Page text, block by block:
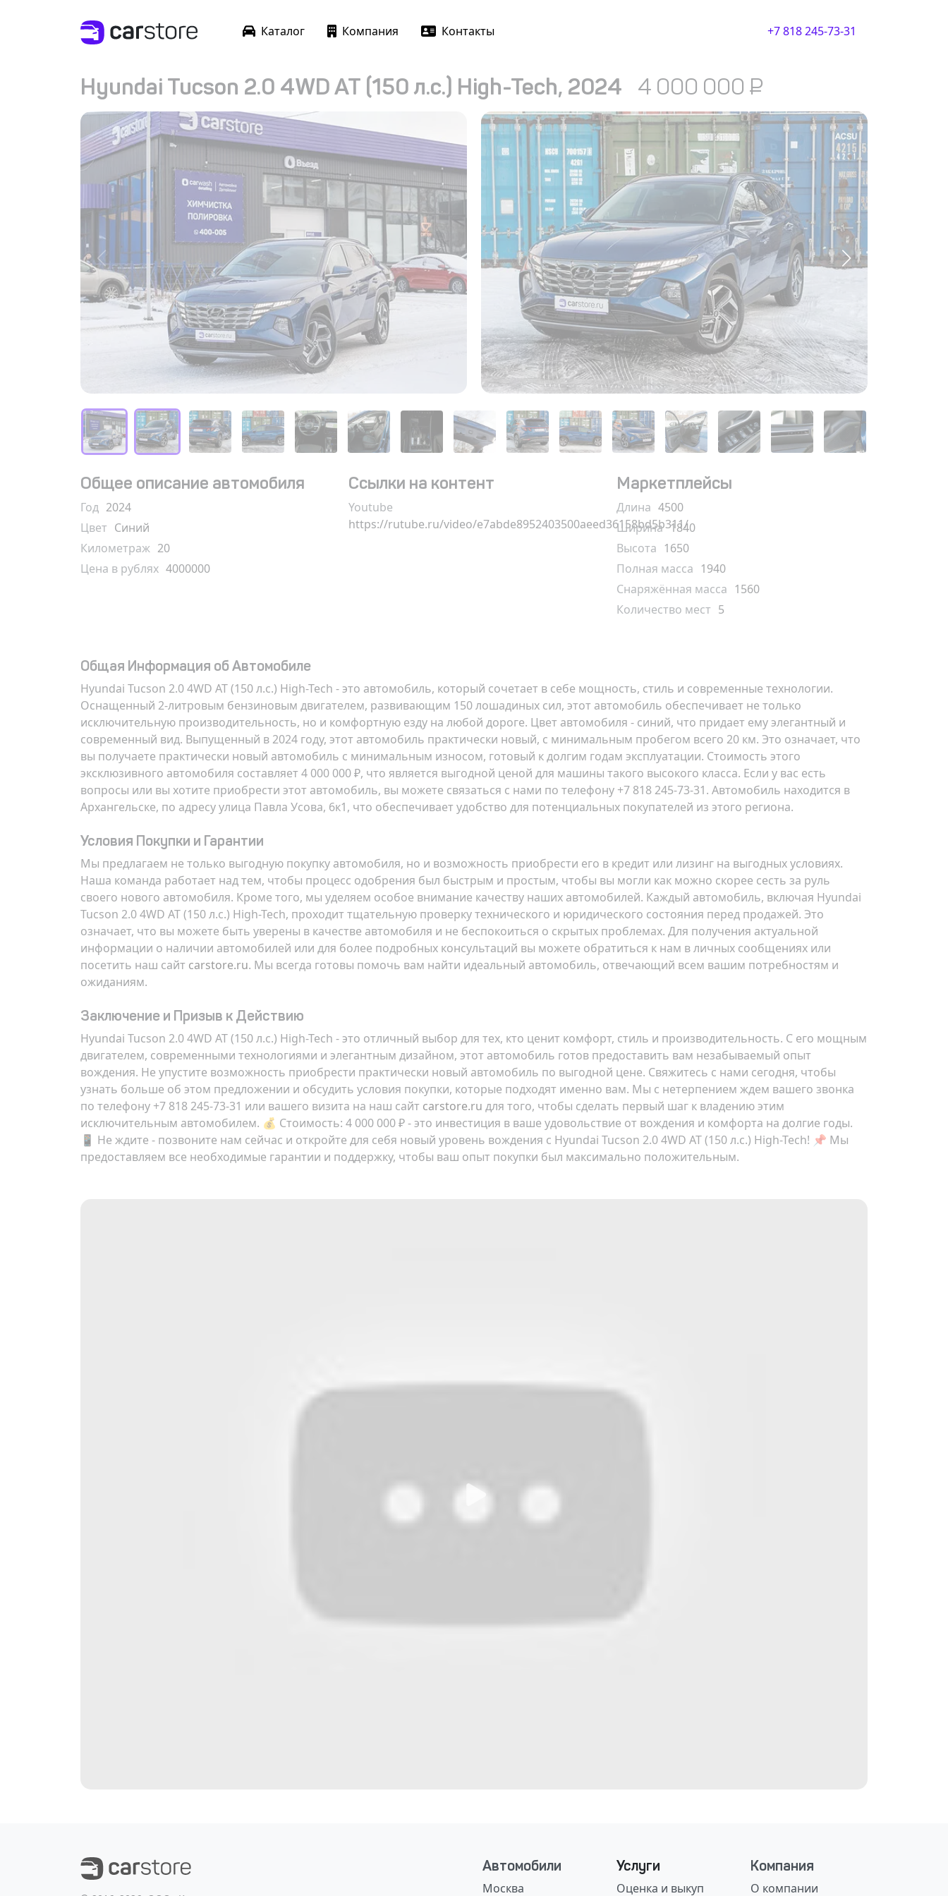
Каталог Компания Контакты +7 818 245-73-31
Hyundai Tucson 2.0 4WD AT (150 л.с.) High-Tech, 2024 4 000 000 ₽
Общее описание автомобиля
Год 2024
Цвет Синий
Километраж 20
Цена в рублях 4000000
Ссылки на контент
Youtube
https://rutube.ru/video/e7abde8952403500aeed36158bd5b311/
Маркетплейсы
Длина 4500
Ширина 1840
Высота 1650
Полная масса 1940
Снаряжённая масса 1560
Количество мест 5
Общая Информация об Автомобиле
Hyundai Tucson 2.0 4WD AT (150 л.с.) High-Tech - это автомобиль, который сочетает в себе мощность, стиль и современные технологии.
Оснащенный 2-литровым бензиновым двигателем, развивающим 150 лошадиных сил, этот автомобиль обеспечивает не только
исключительную производительность, но и комфортную езду на любой дороге. Цвет автомобиля - синий, что придает ему элегантный и
современный вид. Выпущенный в 2024 году, этот автомобиль практически новый, с минимальным пробегом всего 20 км. Это означает, что
вы получаете практически новый автомобиль с минимальным износом, готовый к долгим годам эксплуатации. Стоимость этого
эксклюзивного автомобиля составляет 4 000 000 ₽, что является выгодной ценой для машины такого высокого класса. Если у вас есть
вопросы или вы хотите приобрести этот автомобиль, вы можете связаться с нами по телефону +7 818 245-73-31. Автомобиль находится в
Архангельске, по адресуулица Павла Усова, 6к1, что обеспечивает удобство для потенциальных покупателей из этого региона.
Условия Покупки и Гарантии
Мы предлагаем не только выгодную покупку автомобиля, но и возможность приобрести его в кредит или лизинг на выгодных условиях.
Наша команда работает над тем, чтобы процесс одобрения был быстрым и простым, чтобы вы могли как можно скорее сесть за руль
своего нового автомобиля. Кроме того, мы уделяем особое внимание качеству наших автомобилей. Каждый автомобиль, включая Hyundai
Tucson 2.0 4WD AT (150 л.с.) High-Tech, проходит тщательную проверку технического и юридического состояния перед продажей. Это
означает, что вы можете быть уверены в качестве автомобиля и не беспокоиться о скрытых проблемах. Для получения актуальной
информации о наличии автомобилей или для более подробных консультаций вы можете обратиться к нам в личных сообщениях или
посетить наш сайт carstore.ru. Мы всегда готовы помочь вам найти идеальный автомобиль, отвечающий всем вашим потребностям и
ожиданиям.
Заключение и Призыв к Действию
Hyundai Tucson 2.0 4WD AT (150 л.с.) High-Tech - это отличный выбор для тех, кто ценит комфорт, стиль и производительность. С его мощным
двигателем, современными технологиями и элегантным дизайном, этот автомобиль готов предоставить вам незабываемый опыт
вождения. Не упустите возможность приобрести практически новый автомобиль по выгодной цене. Свяжитесь с нами сегодня, чтобы
узнать больше об этом предложении и обсудить условия покупки, которые подходят именно вам. Мы с нетерпением ждем вашего звонка
по телефону +7 818 245-73-31 или вашего визита на наш сайт carstore.ru для того, чтобы сделать первый шаг к владению этим
исключительным автомобилем. 💰 Стоимость: 4 000 000 ₽- это инвестиция в ваше удовольствие от вождения и комфорта на долгие годы.
📱 Не ждите - позвоните нам сейчас и откройте для себя новый уровень вождения с Hyundai Tucson 2.0 4WD AT (150 л.с.) High-Tech! 📌 Мы
предоставляем все необходимые гарантии и поддержку, чтобы ваш опыт покупки был максимально положительным.
Автомобили
Москва
Услуги
Оценка и выкуп
Компания
О компании